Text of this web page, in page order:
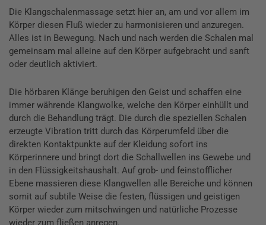
Die Klangschalenmassage setzt hier an, am und vor allem im
Körper diesen Fluß wieder zu harmonisieren und anzuregen.
Alles ist in Bewegung. Nach und nach werden die Schalen mal
gemeinsam mal alleine auf den Körper aufgebracht und sanft
oder deutlich aktiviert.
Die hörbaren Klänge beruhigen den Geist und schaffen eine
immer währende Klangwolke, welche den Körper einhüllt und
durch die Behandlung trägt. Die durch die speziellen Schalen
erzeugte Vibration tritt durch das Körperumfeld über die
direkten Kontaktpunkte auf der Kleidung sofort ins
Körperinnere und bringt dort die Schallwellen ins Gewebe und
in den Flüssigkeitshaushalt. Auf grob- und feinstofflicher
Ebene massieren diese Klangwellen alle Bereiche und können
somit auf subtile Weise die festen, flüssigen und geistigen
Körper wieder zum mitschwingen und natürliche Prozesse
wieder zum fließen anregen.